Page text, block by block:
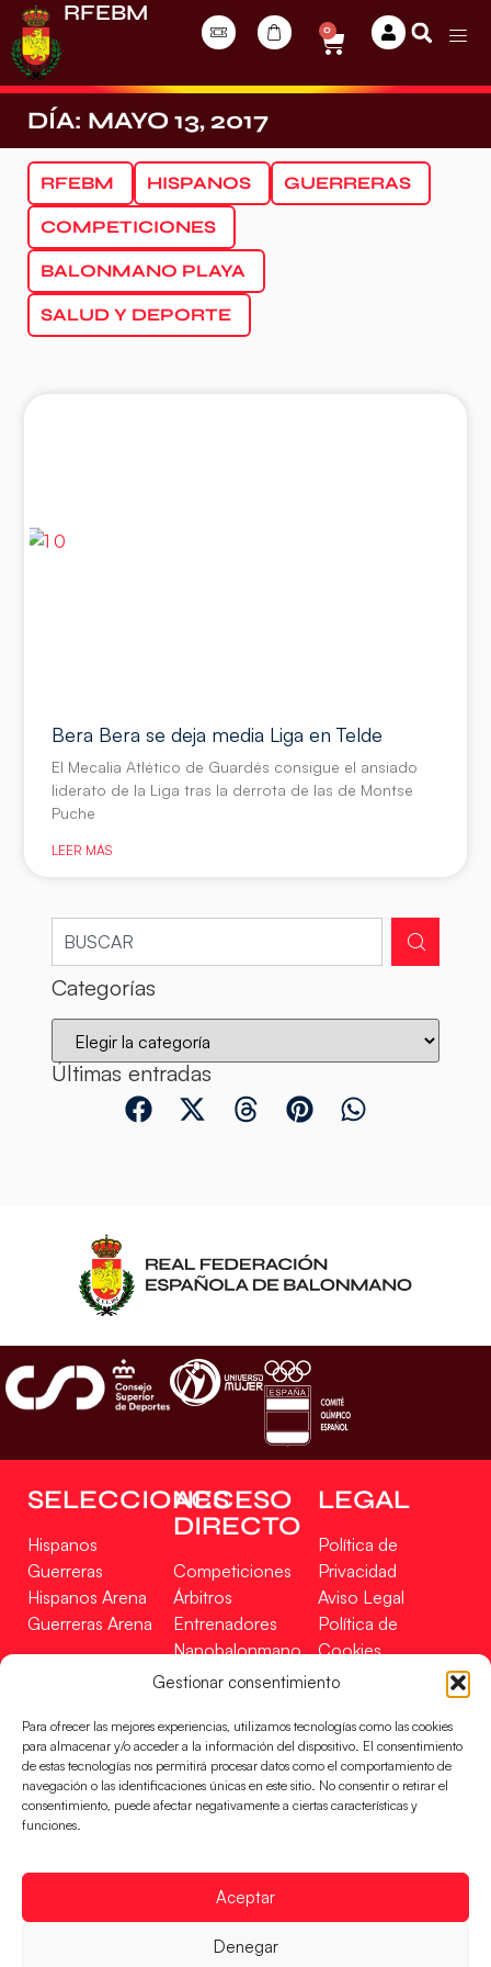
Gestionar consentimiento
Para ofrecer las mejores experiencias, utilizamos tecnologías como las cookies
para almacenar y/o acceder a la información del dispositivo. El consentimiento
de estas tecnologías nos permitirá procesar datos como el comportamiento de
navegación o las identificaciones únicas en este sitio. No consentir o retirar el
consentimiento, puede afectar negativamente a ciertas características y
funciones.
Aceptar
Denegar
RFEBM
0
DÍA: MAYO 13, 2017
RFEBM HISPANOS GUERRERAS
COMPETICIONES
BALONMANO PLAYA
SALUD Y DEPORTE
Bera Bera se deja media Liga en Telde
El Mecalia Atlético de Guardés consigue el ansiado
liderato de la Liga tras la derrota de las de Montse
Puche
LEER MÁS
Categorías
Últimas entradas
SELECCIONES
Hispanos
Guerreras
Hispanos Arena
Guerreras Arena
ACCESO
DIRECTO
Competiciones
Árbitros
Entrenadores
Nanobalonmano
Tienda
LEGAL
Política de
Privacidad
Aviso Legal
Política de
Cookies
Mapa Web
Incidencias
CONTACTO
EN
FINANCIADO
RFEBM © 2024. Todos los derechos reservados –